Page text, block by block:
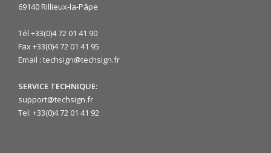
69140 Rillieux-la-Pâpe
Tél +33(0)4 72 01 41 90
Fax +33(0)4 72 01 41 95
Email : techsign@techsign.fr
SERVICE TECHNIQUE:
support@techsign.fr
Tel: +33(0)4 72 01 41 92